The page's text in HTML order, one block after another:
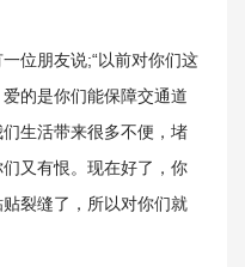
位朋友说;“以前对你们这
的是你们能保障交通道
生活带来很多不便，堵
又有恨。现在好了，你
裂缝了，所以对你们就